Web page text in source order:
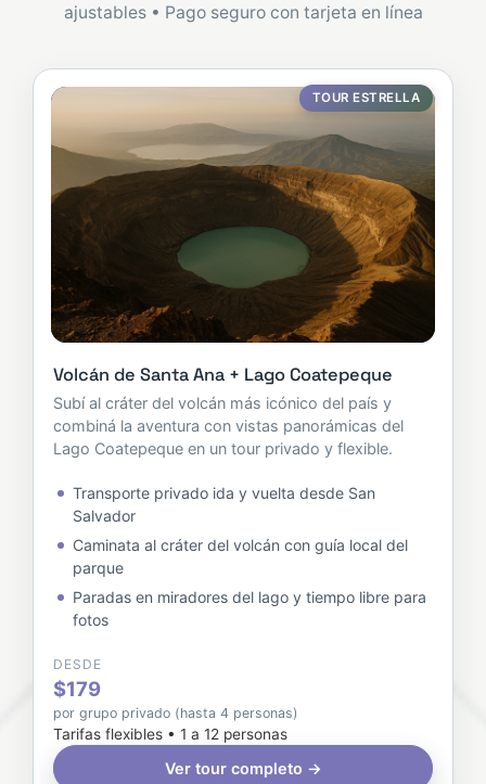
ajustables • Pago seguro con tarjeta en línea
TOUR ESTRELLA
Volcán de Santa Ana + Lago Coatepeque
Subí al cráter del volcán más icónico del país y
combiná la aventura con vistas panorámicas del
Lago Coatepeque en un tour privado y flexible.
Transporte privado ida y vuelta desde San
Salvador
Caminata al cráter del volcán con guía local del
parque
Paradas en miradores del lago y tiempo libre para
fotos
DESDE
$179
por grupo privado (hasta 4 personas)
Tarifas flexibles • 1 a 12 personas
Ver tour completo →